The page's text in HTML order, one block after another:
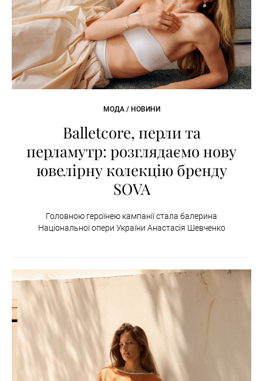
МОДА / НОВИНИ
Balletcore, перли та
перламутр: розглядаємо нову
ювелірну колекцію бренду
SOVA
Головною героїнею кампанії стала балерина
Національної опери України Анастасія Шевченко